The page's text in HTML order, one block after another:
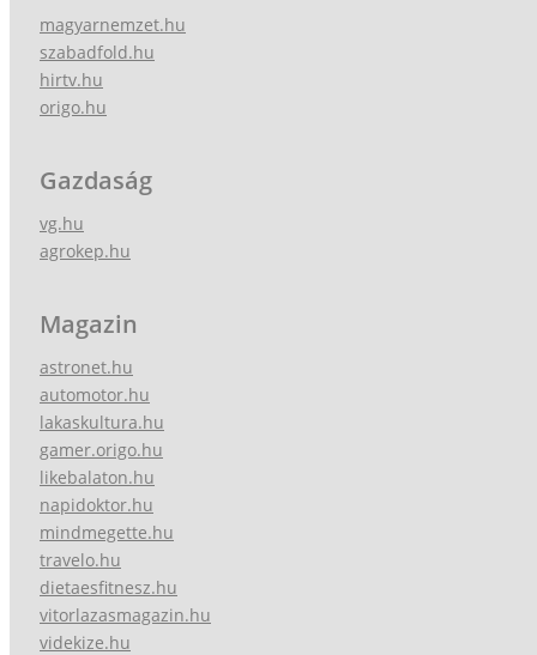
magyarnemzet.hu
szabadfold.hu
hirtv.hu
origo.hu
Gazdaság
vg.hu
agrokep.hu
Magazin
astronet.hu
automotor.hu
lakaskultura.hu
gamer.origo.hu
likebalaton.hu
napidoktor.hu
mindmegette.hu
travelo.hu
dietaesfitnesz.hu
vitorlazasmagazin.hu
videkize.hu